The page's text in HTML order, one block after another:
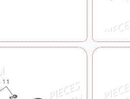
Pompe A Essence
Reservoir De Carburant
Retroviseurs Commodo
Selle Coffre